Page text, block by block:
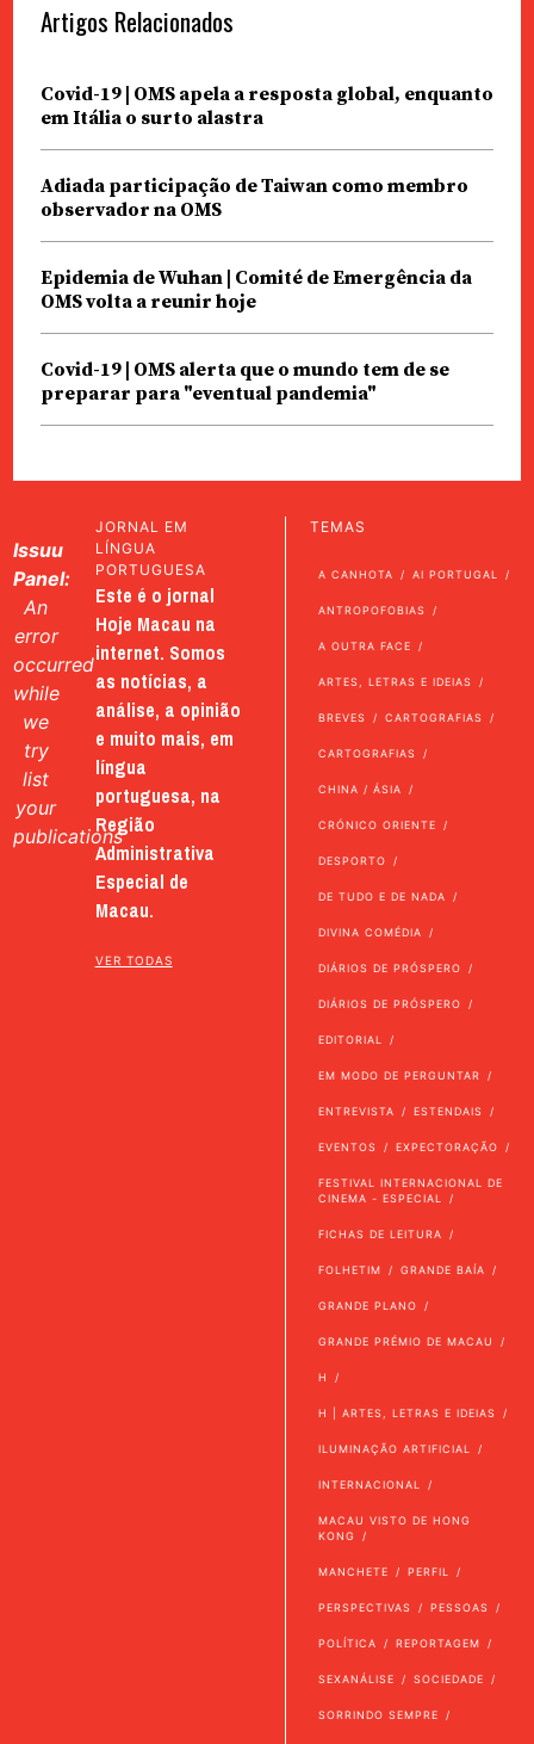
Artigos Relacionados
Covid-19 | OMS apela a resposta global, enquanto
em Itália o surto alastra
Adiada participação de Taiwan como membro
observador na OMS
Epidemia de Wuhan | Comité de Emergência da
OMS volta a reunir hoje
Covid-19 | OMS alerta que o mundo tem de se
preparar para "eventual pandemia"
Issuu
Panel:
An
error
occurred
while
we
try
list
your
publications
JORNAL EM
LÍNGUA
PORTUGUESA
Este é o jornal
Hoje Macau na
internet. Somos
as notícias, a
análise, a opinião
e muito mais, em
língua
portuguesa, na
Região
Administrativa
Especial de
Macau.
VER TODAS
TEMAS
A CANHOTA AI PORTUGAL
ANTROPOFOBIAS
A OUTRA FACE
ARTES, LETRAS E IDEIAS
BREVES CARTOGRAFIAS
CARTOGRAFIAS
CHINA / ÁSIA
CRÓNICO ORIENTE
DESPORTO
DE TUDO E DE NADA
DIVINA COMÉDIA
DIÁRIOS DE PRÓSPERO
DIÁRIOS DE PRÓSPERO
EDITORIAL
EM MODO DE PERGUNTAR
ENTREVISTA ESTENDAIS
EVENTOS EXPECTORAÇÃO
FESTIVAL INTERNACIONAL DE
CINEMA - ESPECIAL
FICHAS DE LEITURA
FOLHETIM GRANDE BAÍA
GRANDE PLANO
GRANDE PRÉMIO DE MACAU
H
H | ARTES, LETRAS E IDEIAS
ILUMINAÇÃO ARTIFICIAL
INTERNACIONAL
MACAU VISTO DE HONG
KONG
MANCHETE PERFIL
PERSPECTIVAS PESSOAS
POLÍTICA REPORTAGEM
SEXANÁLISE SOCIEDADE
SORRINDO SEMPRE